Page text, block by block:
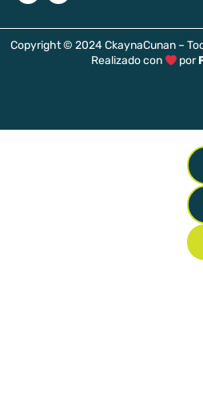
Copyright © 2024 CkaynaCunan –
Realizado con
por